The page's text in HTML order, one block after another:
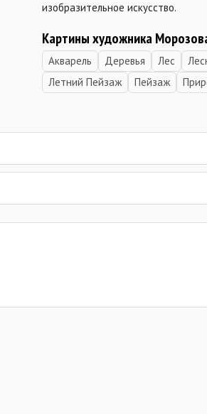
изобразительное искусство.
Картиныхудожника
Акварель Деревья Лес
Летний Пейзаж
Пейзаж